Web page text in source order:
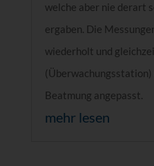
welche aber nie derart
ergaben. Die
wiederholt und
Beatmung angepasst.
mehr lesen